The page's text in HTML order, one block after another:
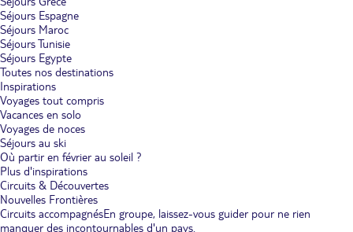
Séjours Espagne
Séjours Maroc
Séjours Tunisie
Séjours Egypte
Toutes nos destinations
Inspirations
Voyages tout compris
Vacances en solo
Voyages de noces
Séjours au ski
Où partir en février au soleil ?
Plus d'inspirations
Circuits & Découvertes
Nouvelles Frontières
Circuits accompagnésEn groupe, laissez-vous guider pour ne rien
manquer des incontournables d'un pays.